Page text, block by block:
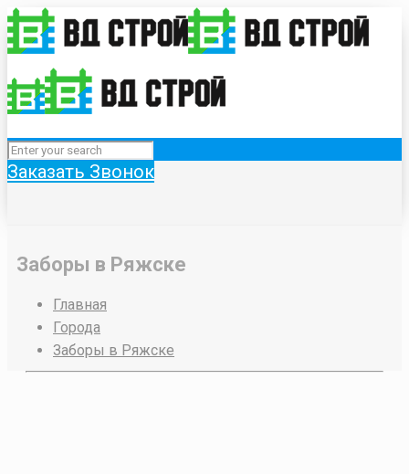
Заказать Звонок
Заборы в Ряжске
Главная
Города
Заборы в Ряжске